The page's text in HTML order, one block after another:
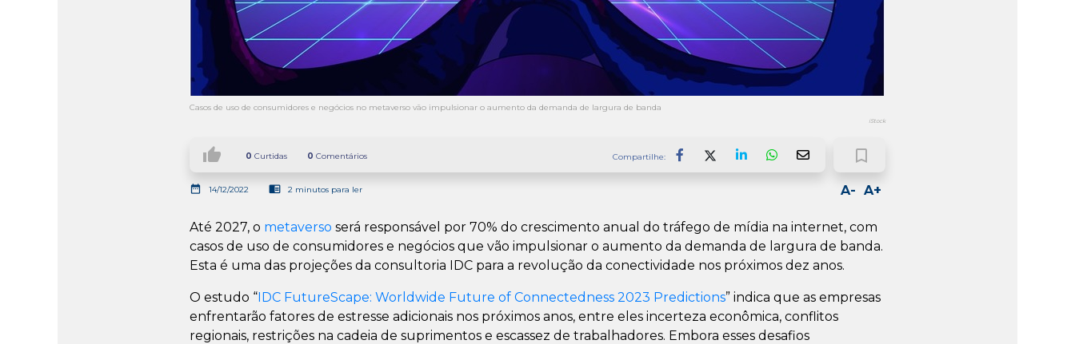
Casos de uso de consumidores e negócios no metaverso vão impulsionar o aumento da demanda de largura de banda
iStock
thumb_up 0 Curtidas 0 Comentários Compartilhe:
FacebookLinkedInWhatsapp
Email
bookmark_border
date_range 14/12/2022 chrome_reader_mode 2 minutos para ler A+
A-
Até 2027, o metaverso será responsável por 70% do crescimento anual do tráfego de mídia na internet, com
casos de uso de consumidores e negócios que vão impulsionar o aumento da demanda de largura de banda.
Esta é uma das projeções da consultoria IDC para a revolução da conectividade nos próximos dez anos.
O estudo “IDC FutureScape: Worldwide Future of Connectedness 2023 Predictions” indica que as empresas
enfrentarão fatores de estresse adicionais nos próximos anos, entre eles incerteza econômica, conflitos
regionais, restrições na cadeia de suprimentos e escassez de trabalhadores. Embora esses desafios